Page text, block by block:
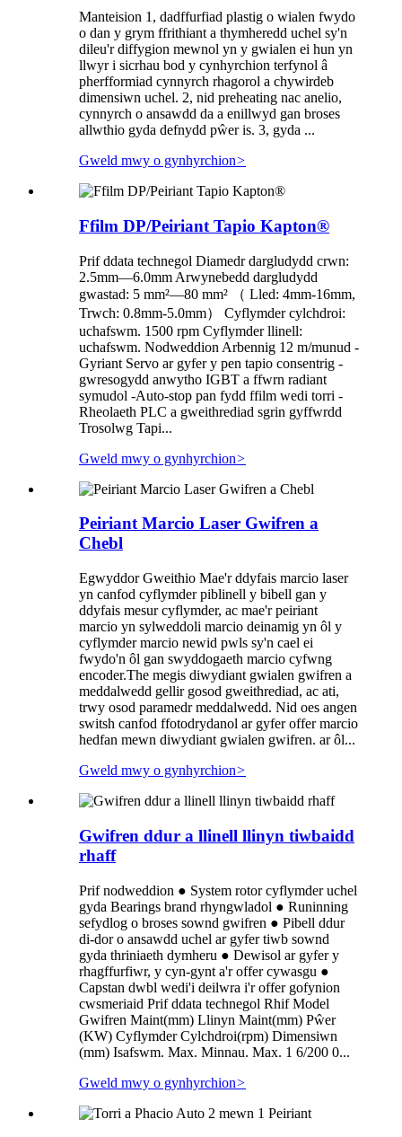
Manteision 1, dadffurfiad plastig o wialen fwydo
o dan y grym ffrithiant a thymheredd uchel sy'n
dileu'r diffygion mewnol yn y gwialen ei hun yn
llwyr i sicrhau bod y cynhyrchion terfynol â
pherfformiad cynnyrch rhagorol a chywirdeb
dimensiwn uchel. 2, nid preheating nac anelio,
cynnyrch o ansawdd da a enillwyd gan broses
allwthio gyda defnydd pŵer is. 3, gyda ...
Gweld mwy o gynhyrchion>
Ffilm DP/Peiriant Tapio Kapton®
Prif ddata technegol Diamedr dargludydd crwn:
2.5mm—6.0mm Arwynebedd dargludydd
gwastad: 5 mm²—80 mm² （ Lled: 4mm-16mm,
Trwch: 0.8mm-5.0mm） Cyflymder cylchdroi:
uchafswm. 1500 rpm Cyflymder llinell:
uchafswm. Nodweddion Arbennig 12 m/munud -
Gyriant Servo ar gyfer y pen tapio consentrig -
gwresogydd anwytho IGBT a ffwrn radiant
symudol -Auto-stop pan fydd ffilm wedi torri -
Rheolaeth PLC a gweithrediad sgrin gyffwrdd
Trosolwg Tapi...
Gweld mwy o gynhyrchion>
Peiriant Marcio Laser Gwifren a
Chebl
Egwyddor Gweithio Mae'r ddyfais marcio laser
yn canfod cyflymder piblinell y bibell gan y
ddyfais mesur cyflymder, ac mae'r peiriant
marcio yn sylweddoli marcio deinamig yn ôl y
cyflymder marcio newid pwls sy'n cael ei
fwydo'n ôl gan swyddogaeth marcio cyfwng
encoder.The megis diwydiant gwialen gwifren a
meddalwedd gellir gosod gweithrediad, ac ati,
trwy osod paramedr meddalwedd. Nid oes angen
switsh canfod ffotodrydanol ar gyfer offer marcio
hedfan mewn diwydiant gwialen gwifren. ar ôl...
Gweld mwy o gynhyrchion>
Gwifren ddur a llinell llinyn tiwbaidd
rhaff
Prif nodweddion ● System rotor cyflymder uchel
gyda Bearings brand rhyngwladol ● Runinning
sefydlog o broses sownd gwifren ● Pibell ddur
di-dor o ansawdd uchel ar gyfer tiwb sownd
gyda thriniaeth dymheru ● Dewisol ar gyfer y
rhagffurfiwr, y cyn-gynt a'r offer cywasgu ●
Capstan dwbl wedi'i deilwra i'r offer gofynion
cwsmeriaid Prif ddata technegol Rhif Model
Gwifren Maint(mm) Llinyn Maint(mm) Pŵer
(KW) Cyflymder Cylchdroi(rpm) Dimensiwn
(mm) Isafswm. Max. Minnau. Max. 1 6/200 0...
Gweld mwy o gynhyrchion>